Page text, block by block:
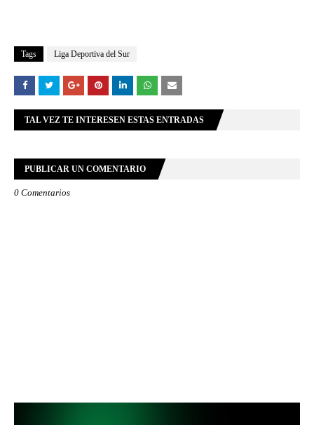
Tags Liga Deportiva del Sur
TAL VEZ TE INTERESEN ESTAS ENTRADAS
PUBLICAR UN COMENTARIO
0 Comentarios